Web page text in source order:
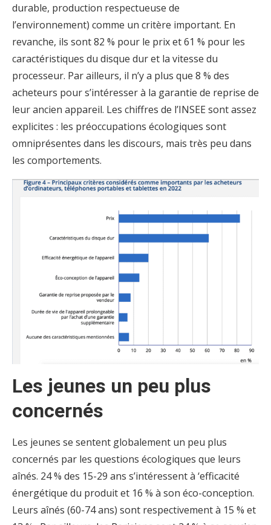
durable, production respectueuse de
l’environnement) comme un critère important. En
revanche, ils sont 82 % pour le prix et 61 % pour les
caractéristiques du disque dur et la vitesse du
processeur. Par ailleurs, il n’y a plus que 8 % des
acheteurs pour s’intéresser à la garantie de reprise de
leur ancien appareil. Les chiffres de l’INSEE sont assez
explicites : les préoccupations écologiques sont
omniprésentes dans les discours, mais très peu dans
les comportements.
Les jeunes un peu plus
concernés
Les jeunes se sentent globalement un peu plus
concernés par les questions écologiques que leurs
aînés. 24 % des 15-29 ans s’intéressent à ‘efficacité
énergétique du produit et 16 % à son éco-conception.
Leurs aînés (60-74 ans) sont respectivement à 15 % et